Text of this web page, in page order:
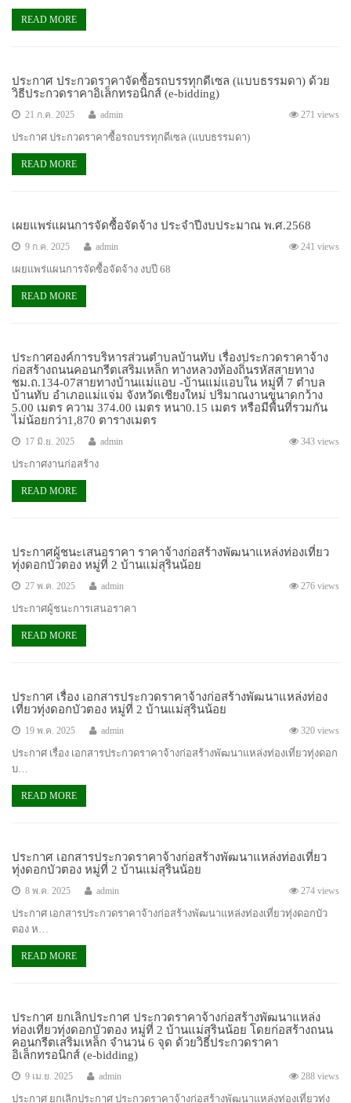
READ MORE
ประกาศ ประกวดราคาจัดซื้อรถบรรทุกดีเซล (แบบธรรมดา) ด้วย
วิธีประกวดราคาอิเล็กทรอนิกส์ (e-bidding)
21 ก.ค. 2025 271 views
admin
ประกาศ ประกวดราคาซื้อรถบรรทุกดีเซล (แบบธรรมดา)
READ MORE
เผยแพร่แผนการจัดซื้อจัดจ้าง ประจำปีงบประมาณ พ.ศ.2568
9 ก.ค. 2025 241 views
admin
เผยแพร่แผนการจัดซื้อจัดจ้าง งบปี 68
READ MORE
ประกาศองค์การบริหารส่วนตำบลบ้านทับ เรื่องประกวดราคาจ้าง
ก่อสร้างถนนคอนกรีตเสริมเหล็ก ทางหลวงท้องถิ่นรหัสสายทาง
ชม.ถ.134-07สายทางบ้านแม่แอบ -บ้านแม่แอบใน หมู่ที่ 7 ตำบล
บ้านทับ อำเภอแม่แจ่ม จังหวัดเชียงใหม่ ปริมาณงานขนาดกว้าง
5.00 เมตร ความ 374.00 เมตร หนา0.15 เมตร หรือมีพื้นที่รวมกัน
ไม่น้อยกว่า1,870 ตารางเมตร
17 มิ.ย. 2025 343 views
admin
ประกาศงานก่อสร้าง
READ MORE
ประกาศผู้ชนะเสนอราคา ราคาจ้างก่อสร้างพัฒนาแหล่งท่องเที่ยว
ทุ่งดอกบัวตอง หมู่ที่ 2 บ้านแม่สุรินน้อย
27 พ.ค. 2025 276 views
admin
ประกาศผู้ชนะการเสนอราคา
READ MORE
ประกาศ เรื่อง เอกสารประกวดราคาจ้างก่อสร้างพัฒนาแหล่งท่อง
เที่ยวทุ่งดอกบัวตอง หมู่ที่ 2 บ้านแม่สุรินน้อย
19 พ.ค. 2025 320 views
admin
ประกาศ เรื่อง เอกสารประกวดราคาจ้างก่อสร้างพัฒนาแหล่งท่องเที่ยวทุ่งดอก
บ…
READ MORE
ประกาศ เอกสารประกวดราคาจ้างก่อสร้างพัฒนาแหล่งท่องเที่ยว
ทุ่งดอกบัวตอง หมู่ที่ 2 บ้านแม่สุรินน้อย
8 พ.ค. 2025 274 views
admin
ประกาศ เอกสารประกวดราคาจ้างก่อสร้างพัฒนาแหล่งท่องเที่ยวทุ่งดอกบัว
ตอง ห…
READ MORE
ประกาศ ยกเลิกประกาศ ประกวดราคาจ้างก่อสร้างพัฒนาแหล่ง
ท่องเที่ยวทุ่งดอกบัวตอง หมู่ที่ 2 บ้านแม่สุรินน้อย โดยก่อสร้างถนน
คอนกรีตเสริมเหล็ก จำนวน 6 จุด ด้วยวิธีประกวดราคา
อิเล็กทรอนิกส์ (e-bidding)
9 เม.ย. 2025 288 views
admin
ประกาศ ยกเลิกประกาศ ประกวดราคาจ้างก่อสร้างพัฒนาแหล่งท่องเที่ยวทุ่ง